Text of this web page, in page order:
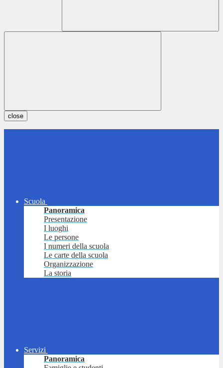
close
Scuola
Panoramica
Presentazione
I luoghi
Le persone
I numeri della scuola
Le carte della scuola
Organizzazione
La storia
Servizi
Panoramica